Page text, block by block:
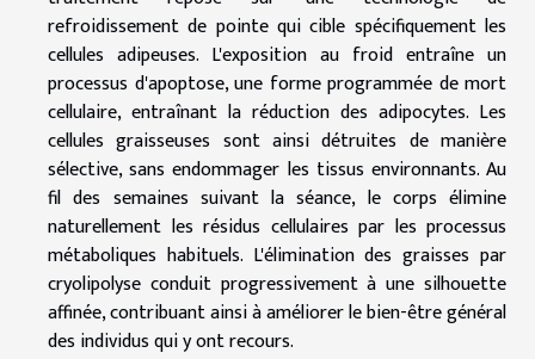
refroidissement de pointe qui cible spécifiquement les
cellules adipeuses. L'exposition au froid entraîne un
processus d'apoptose, une forme programmée de mort
cellulaire, entraînant la réduction des adipocytes. Les
cellules graisseuses sont ainsi détruites de manière
sélective, sans endommager les tissus environnants. Au
fil des semaines suivant la séance, le corps élimine
naturellement les résidus cellulaires par les processus
métaboliques habituels. L'élimination des graisses par
cryolipolyse conduit progressivement à une silhouette
affinée, contribuant ainsi à améliorer le bien-être général
des individus qui y ont recours.